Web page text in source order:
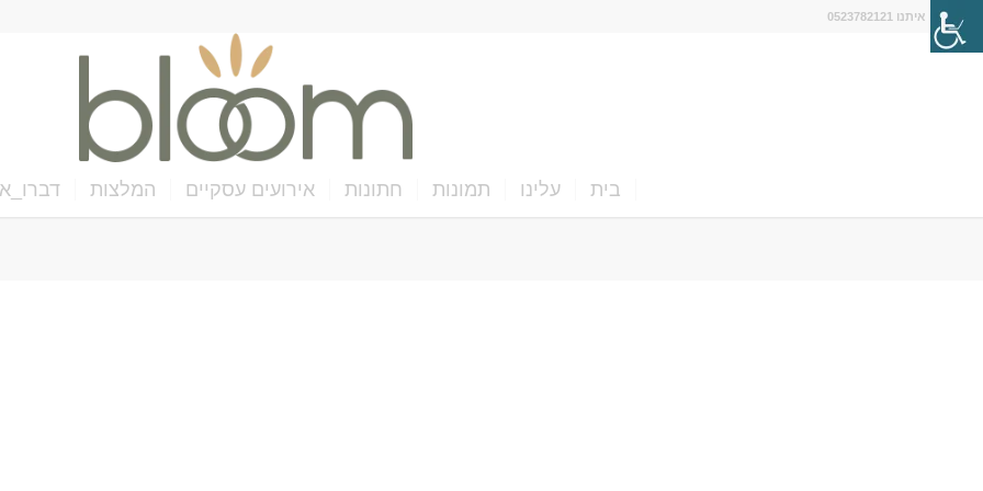
דברו איתנו 0523782121
בית עלינו תמונות חתונות אירועים עסקיים המלצות